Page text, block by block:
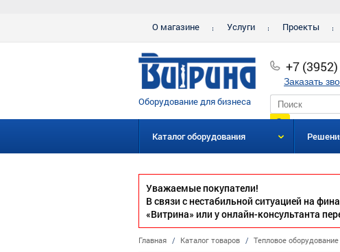
О магазине Услуги Проекты
Оборудование для бизнеса
+7
Заказать
Каталог оборудования
Уважаемые покупатели!
В связи с нестабильной ситуацией на
«Витрина» или у онлайн-консультанта
Главная / Каталог товаров / Тепловое оборудование